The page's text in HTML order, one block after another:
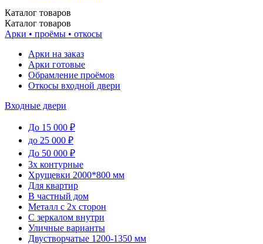
Каталог товаров
Каталог товаров
Арки • проёмы • откосы
Арки на заказ
Арки готовые
Обрамление проёмов
Откосы входной двери
Входные двери
До 15 000 ₽
до 25 000 ₽
До 50 000 ₽
3х контурные
Хрущевки 2000*800 мм
Для квартир
В частный дом
Металл с 2х сторон
С зеркалом внутри
Уличные варианты
Двустворчатые 1200-1350 мм